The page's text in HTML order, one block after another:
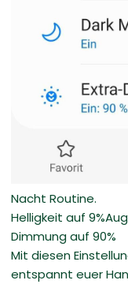
Nacht Routine.
Helligkeit auf
Dimmung auf 90%
Mit diesen
entspannt euer